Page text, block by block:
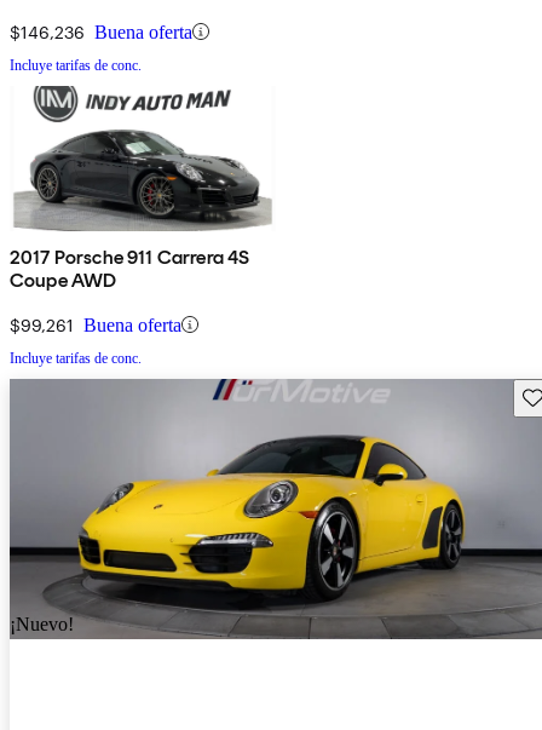
$146,236 Buena oferta
Incluye tarifas de conc.
2017 Porsche 911 Carrera 4S
Coupe AWD
$99,261 Buena oferta
Incluye tarifas de conc.
¡Nuevo!